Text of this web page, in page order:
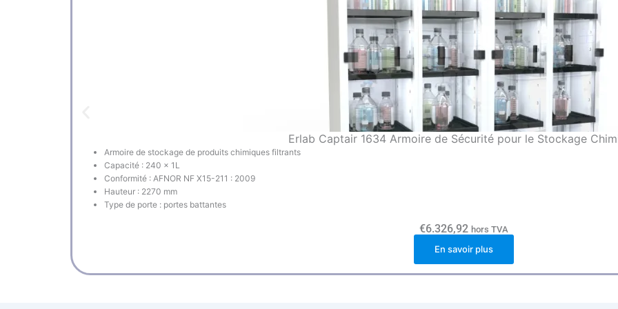
Erlab Captair 1634 Armoire de Sécurité pour le Stockage
Armoire de stockage de produits chimiques filtrants
Capacité : 240 x 1L
Conformité : AFNOR NF X15-211 : 2009
Hauteur : 2270 mm
Type de porte : portes battantes
€6.326,92 hors TVA
En savoir plus